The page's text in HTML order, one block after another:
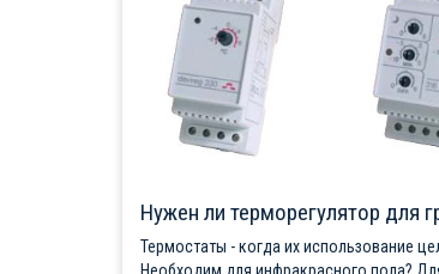
Нужен ли терморегулятор для
Термостаты - когда их использование